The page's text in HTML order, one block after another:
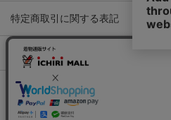
特定商取引に関する表記
プライバシーポリシー